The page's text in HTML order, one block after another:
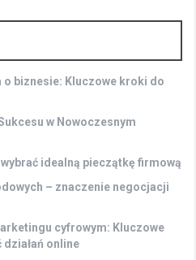
biznesie: Kluczowe kroki do
w Nowoczesnym
idealną pieczątkę firmową
– znaczenie negocjacji
cyfrowym: Kluczowe
działań online